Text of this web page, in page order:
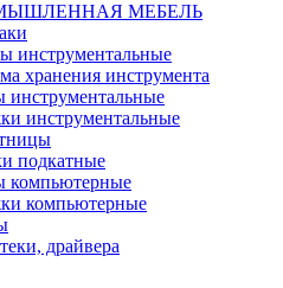
МЕБЕЛЬ
инструментальные
хранения инструмента
инструментальные
инструментальные
подкатные
компьютерные
компьютерные
драйвера